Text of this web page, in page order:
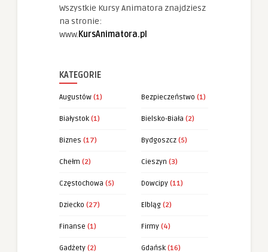
Wszystkie Kursy Animatora znajdziesz
na stronie:
www.KursAnimatora.pl
KATEGORIE
Augustów (1) Bezpieczeństwo (1)
Białystok (1) Bielsko-Biała (2)
Biznes (17) Bydgoszcz (5)
Chełm (2) Cieszyn (3)
Częstochowa (5) Dowcipy (11)
Dziecko (27) Elbląg (2)
Finanse (1) Firmy (4)
Gadżety (2) Gdańsk (16)